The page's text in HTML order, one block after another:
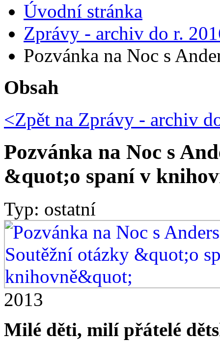
Úvodní stránka
Zprávy - archiv do r.
Pozvánka na Noc s
Obsah
<Zpět na Zprávy - archiv
Pozvánka na Noc s
&quot;o spaní v
Typ: ostatní
2013
Milé děti, milí přátelé